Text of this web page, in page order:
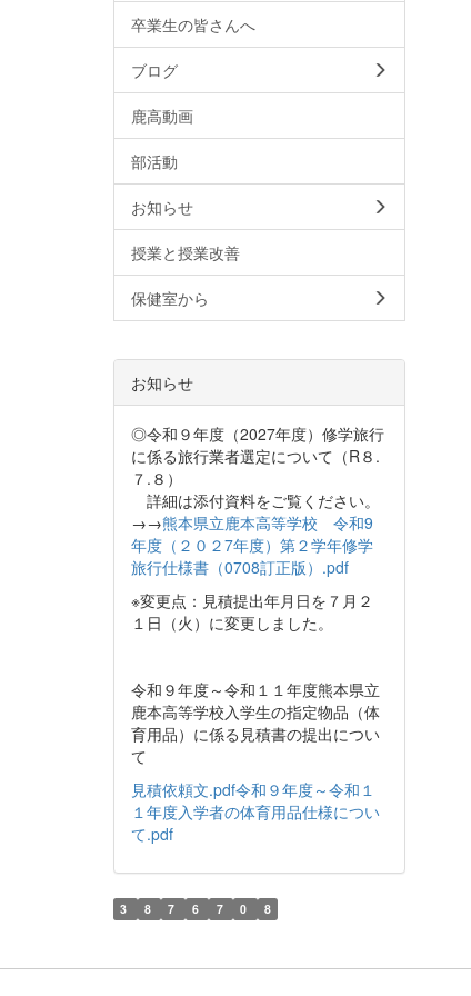
卒業生の皆さんへ
ブログ
鹿高動画
部活動
お知らせ
授業と授業改善
保健室から
お知らせ
◎令和９年度（2027年度）修学旅行
に係る旅行業者選定について（R８.
７.８）
詳細は添付資料をご覧ください。
→→熊本県立鹿本高等学校 令和9
年度（２０２7年度）第２学年修学
旅行仕様書（0708訂正版）.pdf
※変更点：見積提出年月日を７月２
１日（火）に変更しました。
令和９年度～令和１１年度熊本県立
鹿本高等学校入学生の指定物品（体
育用品）に係る見積書の提出につい
て
見積依頼文.pdf令和９年度～令和１
１年度入学者の体育用品仕様につい
て.pdf
3 8 7 6 7 0 8